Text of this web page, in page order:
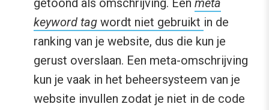
getoond als omschrijving. Een meta
keyword tag wordt niet gebruikt in de
ranking van je website, dus die kun je
gerust overslaan. Een meta-omschrijving
kun je vaak in het beheersysteem van je
website invullen zodat je niet in de code